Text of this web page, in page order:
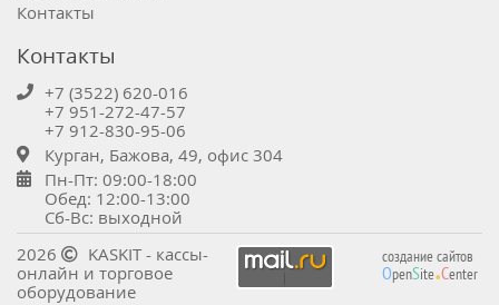
Контакты
Контакты
+7 (3522) 620-016
+7 951-272-47-57
+7 912-830-95-06
Курган, Бажова, 49, офис 304
Пн-Пт: 09:00-18:00
Обед: 12:00-13:00
Сб-Вс: выходной
создание сайтов
OpenSite.Center
2026
KASKIT - кассы-
онлайн и торговое
оборудование